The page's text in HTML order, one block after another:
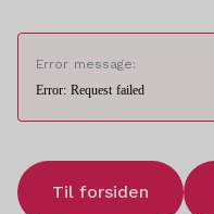
Error message:
Error: Request failed
Til forsiden